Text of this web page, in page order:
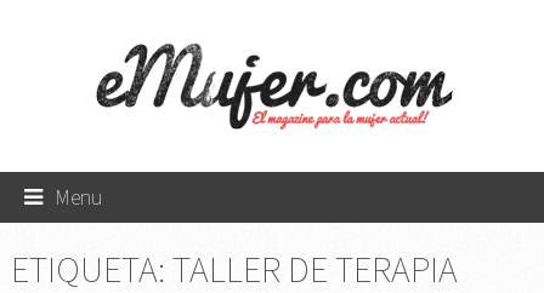
Menu
ETIQUETA: TALLER DE TERAPIA